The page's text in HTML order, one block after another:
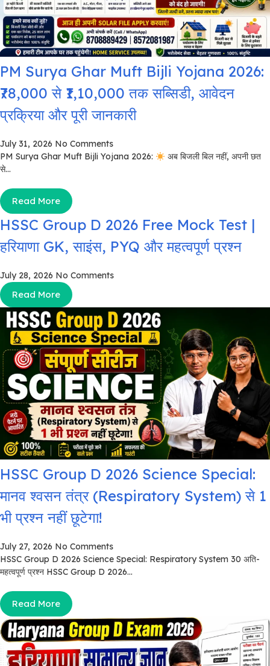
PM Surya Ghar Muft Bijli Yojana 2026:
₹78,000 से ₹1,10,000 तक सब्सिडी, आवेदन
प्रक्रिया और पूरी जानकारी
July 31, 2026 No Comments
PM Surya Ghar Muft Bijli Yojana 2026:
अब बिजली बिल नहीं, अपनी छत
से...
Read More
HSSC Group D 2026 Free Mock Test |
हरियाणा GK, साइंस, PYQ और महत्वपूर्ण प्रश्न
July 28, 2026 No Comments
Read More
HSSC Group D 2026 Science Special:
मानव श्वसन तंत्र (Respiratory System) से 1
भी प्रश्न नहीं छूटेगा!
July 27, 2026 No Comments
HSSC Group D 2026 Science Special: Respiratory System 30 अति-
महत्वपूर्ण प्रश्न HSSC Group D 2026...
Read More